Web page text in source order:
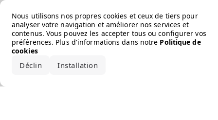
Nous utilisons nos propres cookies et ceux de tiers pour
analyser votre navigation et améliorer nos services et
contenus. Vous pouvez les accepter tous ou configurer vos
préférences. Plus d'informations dans notre Politique de
cookies
Déclin Installation
Error loading the brand